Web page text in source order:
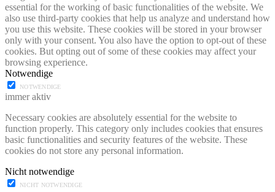
essential for the working of basic functionalities of the website. We
also use third-party cookies that help us analyze and understand how
you use this website. These cookies will be stored in your browser
only with your consent. You also have the option to opt-out of these
cookies. But opting out of some of these cookies may affect your
browsing experience.
Notwendige
NOTWENDIGE
immer aktiv
Necessary cookies are absolutely essential for the website to
function properly. This category only includes cookies that ensures
basic functionalities and security features of the website. These
cookies do not store any personal information.
Nicht notwendige
NICHT NOTWENDIGE